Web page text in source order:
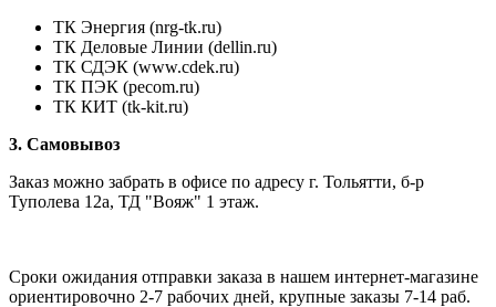
ТК Энергия (nrg-tk.ru)
ТК Деловые Линии (dellin.ru)
ТК СДЭК (www.cdek.ru)
ТК ПЭК (pecom.ru)
ТК КИТ (tk-kit.ru)
3. Самовывоз
Заказ можно забрать в офисе по адресу г. Тольятти, б-р
Туполева 12а, ТД "Вояж" 1 этаж.
Сроки ожидания отправки заказа в нашем интернет-магазине
ориентировочно 2-7 рабочих дней, крупные заказы 7-14 раб.